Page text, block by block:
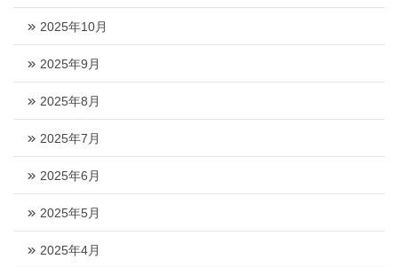
2025年10月
2025年9月
2025年8月
2025年7月
2025年6月
2025年5月
2025年4月